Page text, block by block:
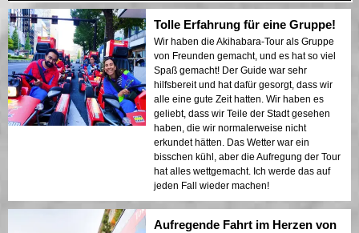
Tolle Erfahrung für eine Gruppe!
Wir haben die Akihabara-Tour als Gruppe
von Freunden gemacht, und es hat so viel
Spaß gemacht! Der Guide war sehr
hilfsbereit und hat dafür gesorgt, dass wir
alle eine gute Zeit hatten. Wir haben es
geliebt, dass wir Teile der Stadt gesehen
haben, die wir normalerweise nicht
erkundet hätten. Das Wetter war ein
bisschen kühl, aber die Aufregung der Tour
hat alles wettgemacht. Ich werde das auf
jeden Fall wieder machen!
Aufregende Fahrt im Herzen von